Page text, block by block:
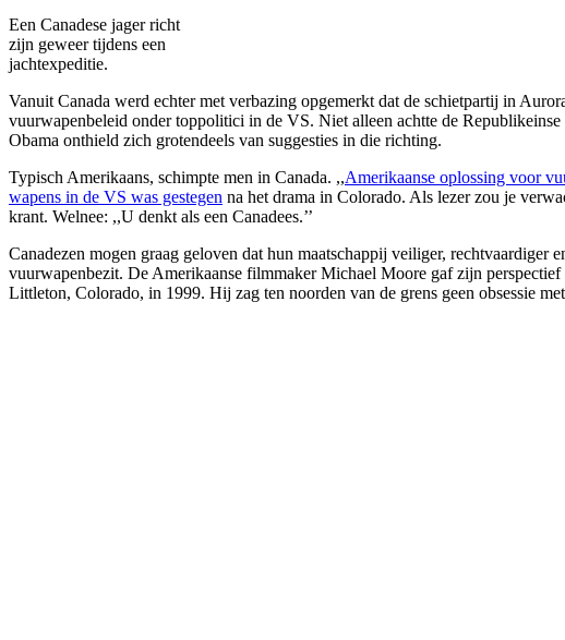
Een Canadese jager richt
zijn geweer tijdens een
jachtexpeditie.
Vanuit Canada werd echter met verbazing opgemerkt dat de schietpartij in
vuurwapenbeleid onder toppolitici in de VS. Niet alleen achtte de
Obama onthield zich grotendeels van suggesties in die richting.
Typisch Amerikaans, schimpte men in Canada. ,,Amerikaanse oplossing voor
wapens in de VS was gestegen na het drama in Colorado. Als lezer zou je
krant. Welnee: ,,U denkt als een Canadees.’’
Canadezen mogen graag geloven dat hun maatschappij veiliger,
vuurwapenbezit. De Amerikaanse filmmaker Michael Moore gaf zijn
Littleton, Colorado, in 1999. Hij zag ten noorden van de grens geen obsessie